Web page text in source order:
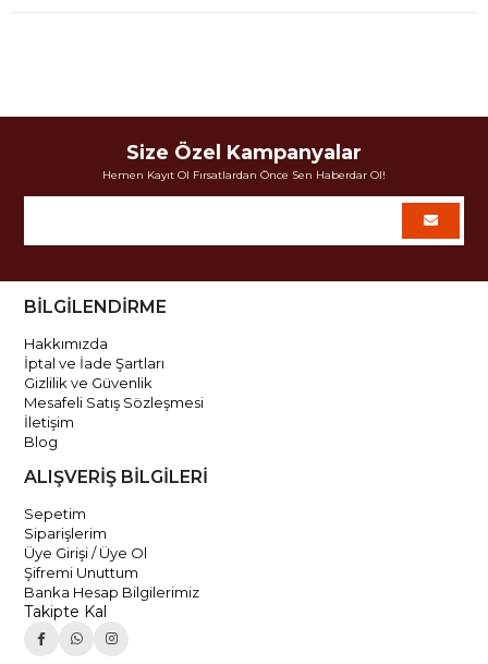
Size Özel Kampanyalar
Hemen Kayıt Ol Fırsatlardan Önce Sen Haberdar Ol!
BİLGİLENDİRME
Hakkımızda
İptal ve İade Şartları
Gizlilik ve Güvenlik
Mesafeli Satış Sözleşmesi
İletişim
Blog
ALIŞVERİŞ BİLGİLERİ
Sepetim
Siparişlerim
Üye Girişi / Üye Ol
Şifremi Unuttum
Banka Hesap Bilgilerimiz
Takipte Kal